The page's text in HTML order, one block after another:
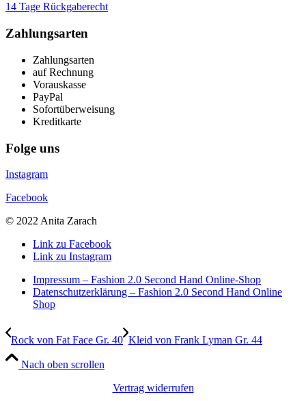
14 Tage Rückgaberecht
Zahlungsarten
Zahlungsarten
auf Rechnung
Vorauskasse
PayPal
Sofortüberweisung
Kreditkarte
Folge uns
Instagram
Facebook
© 2022 Anita Zarach
Link zu Facebook
Link zu Instagram
Impressum – Fashion 2.0 Second Hand Online-Shop
Datenschutzerklärung – Fashion 2.0 Second Hand Online
Shop
Rock von Fat Face Gr. 40 Kleid von Frank Lyman Gr. 44
Nach oben scrollen
Vertrag widerrufen